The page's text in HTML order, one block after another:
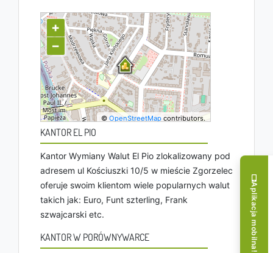
+
−
©OpenStreetMap contributors.
KANTOR EL PIO
Kantor Wymiany Walut El Pio zlokalizowany pod
adresem ul Kościuszki 10/5 w mieście Zgorzelec
oferuje swoim klientom wiele popularnych walut
takich jak: Euro, Funt szterling, Frank
szwajcarski etc.
KANTOR W PORÓWNYWARCE Aplikacja mobilna!